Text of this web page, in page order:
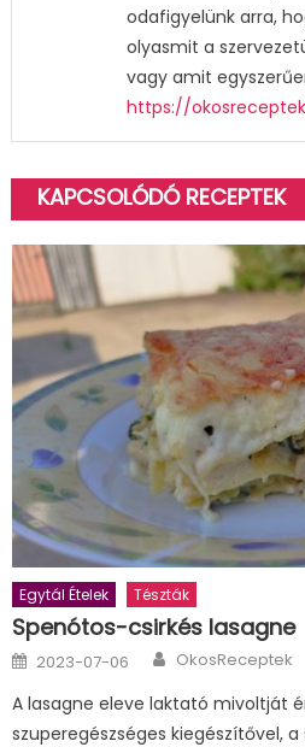
odafigyelünk arra,
olyasmit a
vagy amit
https://
KAPCSOLÓDÓ RECEPTEK
Egytál Ételek Tészták
Spenótos-csirkés lasagne
Posted
on
2023-07-06 Author
OkosReceptek
A lasagne eleve laktató mivoltját
szuperegészséges kiegészítővel,